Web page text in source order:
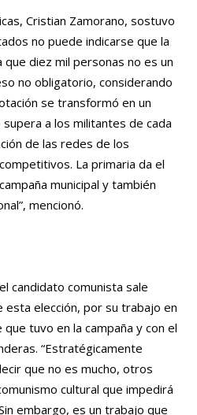
Cristian Zamorano, sostuvo
no puede indicarse que la
diez mil personas no es un
no obligatorio, considerando
se transformó en un
a los militantes de cada
de las redes de los
La primaria da el
municipal y también
mencionó.
candidato comunista sale
elección, por su trabajo en
tuvo en la campaña y con el
“Estratégicamente
que no es mucho, otros
cultural que impedirá
embargo, es un trabajo que